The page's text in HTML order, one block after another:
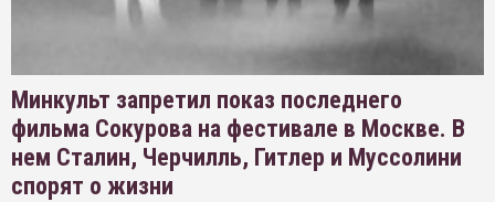
Минкульт запретил показ последнего
фильма Сокурова на фестивале в Москве. В
нем Сталин, Черчилль, Гитлер и Муссолини
спорят о жизни